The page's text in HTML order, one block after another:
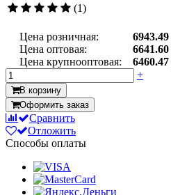
(1)
Цена розничная: 6943.49
Цена оптовая:
6641.60
Цена крупнооптовая:
6460.47
+
В корзину
Оформить заказ
Сравнить
Отложить
Способы оплаты